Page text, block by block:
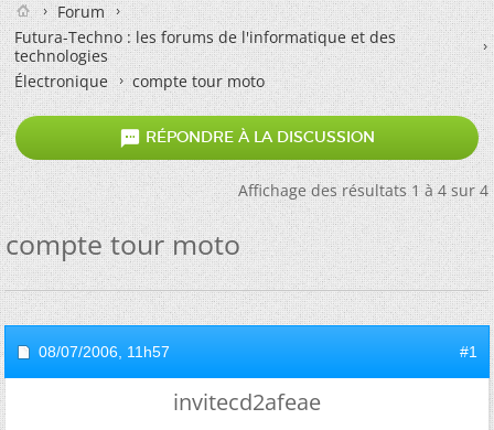
Forum
Futura-Techno : les forums de l'informatique et des
technologies
Électronique
compte tour moto
 RÉPONDRE À LA DISCUSSION
Affichage des résultats 1 à 4 sur 4
compte tour moto
08/07/2006, 11h57 #1
invitecd2afeae